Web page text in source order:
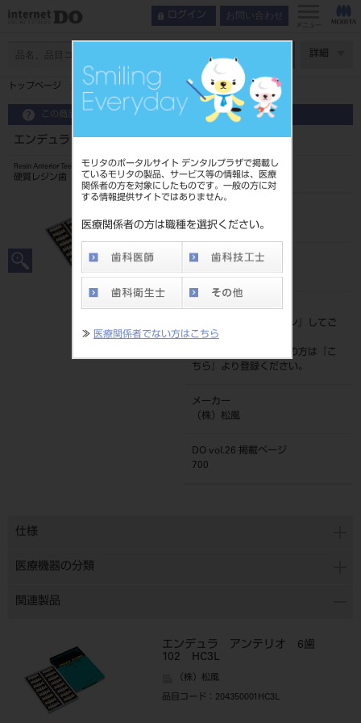
モリタのポータルサイト デンタルプラザで掲載し
ているモリタの製品、サービス等の情報は、医療
関係者の方を対象にしたものです。一般の方に対
する情報提供サイトではありません。
医療関係者の方は職種を選択ください。
≫ 医療関係者でない方はこちら
ログイン お問い合わせ
メニュー
詳細
トップページ エンデュラ アンテリオ 6歯 A1 HC5L
この商品に関するお問い合わせ
エンデュラ アンテリオ 6歯 A1 HC5L
Resin Anterior Teeth
硬質レジン歯
204350065HC5L
JAN/EANコード
標準価格
ログイン
』してご
覧ください。
ネット会員登録がまだの方は『
こ
ちら
』より登録ください。
メーカー
（株）松風
DO vol.26 掲載ページ
700
仕様
医療機器の分類
関連製品
エンデュラ アンテリオ 6歯
102 HC3L
（株）松風
品目コード ：204350001HC3L